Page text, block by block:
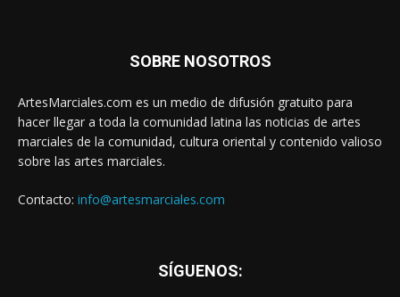
SOBRE NOSOTROS
ArtesMarciales.com es un medio de difusión gratuito para
hacer llegar a toda la comunidad latina las noticias de artes
marciales de la comunidad, cultura oriental y contenido valioso
sobre las artes marciales.
Contacto: info@artesmarciales.com
SÍGUENOS: